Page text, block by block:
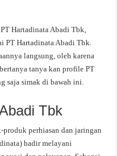
Hartadinata Abadi Tbk,
PT Hartadinata Abadi Tbk.
langsung, oleh karena
tanya kan profile PT
saja simak di bawah ini.
Tbk
perhiasan dan jaringan
hadir melayani